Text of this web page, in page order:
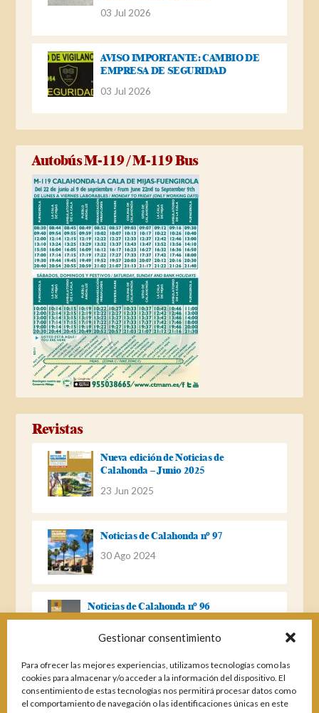
Gestionar consentimiento
Para ofrecer las mejores experiencias, utilizamos tecnologías como las
cookies para almacenar y/o acceder a la información del dispositivo. El
consentimiento de estas tecnologías nos permitirá procesar datos como
el comportamiento de navegación o las identificaciones únicas en este
03 Jul 2026
AVISO IMPORTANTE: CAMBIO DE
EMPRESA DE SEGURIDAD
03 Jul 2026
Autobús M-119 / M-119 Bus
Revistas
Nueva edición de Noticias de
Calahonda – Junio 2025
23 Jun 2025
Noticias de Calahonda nº 97
30 Ago 2024
Noticias de Calahonda nº 96
Noticias de Calahonda Nº 95
04 Ene 2023